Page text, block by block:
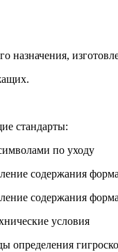
назначения,
стандарты:
по уходу
содержания
содержания
условия